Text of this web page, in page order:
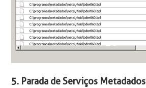
5. Parada de Serviços Metadados